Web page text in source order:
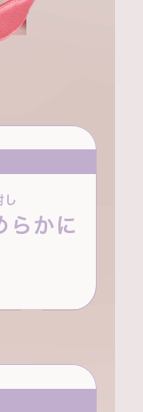
らかに
スよく配合する
をなめらかに見
日常使いにぴっ